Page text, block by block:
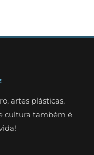
artes plásticas,
cultura também é